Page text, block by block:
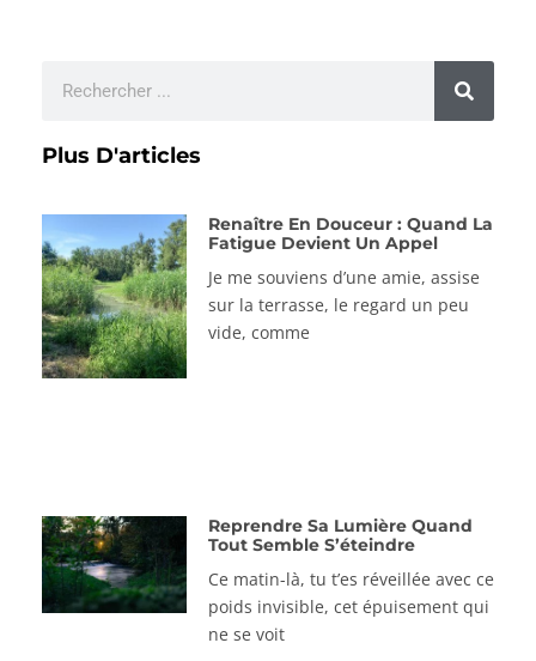
Plus D'articles
Renaître En Douceur : Quand La
Fatigue Devient Un Appel
Je me souviens d’une amie, assise
sur la terrasse, le regard un peu
vide, comme
Reprendre Sa Lumière Quand
Tout Semble S’éteindre
Ce matin-là, tu t’es réveillée avec ce
poids invisible, cet épuisement qui
ne se voit